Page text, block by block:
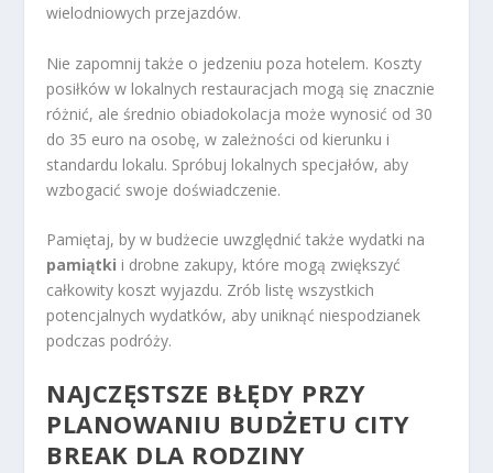
wielodniowych przejazdów.
Nie zapomnij także o jedzeniu poza hotelem. Koszty
posiłków w lokalnych restauracjach mogą się znacznie
różnić, ale średnio obiadokolacja może wynosić od 30
do 35 euro na osobę, w zależności od kierunku i
standardu lokalu. Spróbuj lokalnych specjałów, aby
wzbogacić swoje doświadczenie.
Pamiętaj, by w budżecie uwzględnić także wydatki na
pamiątki i drobne zakupy, które mogą zwiększyć
całkowity koszt wyjazdu. Zrób listę wszystkich
potencjalnych wydatków, aby uniknąć niespodzianek
podczas podróży.
NAJCZĘSTSZE BŁĘDY PRZY
PLANOWANIU BUDŻETU CITY
BREAK DLA RODZINY